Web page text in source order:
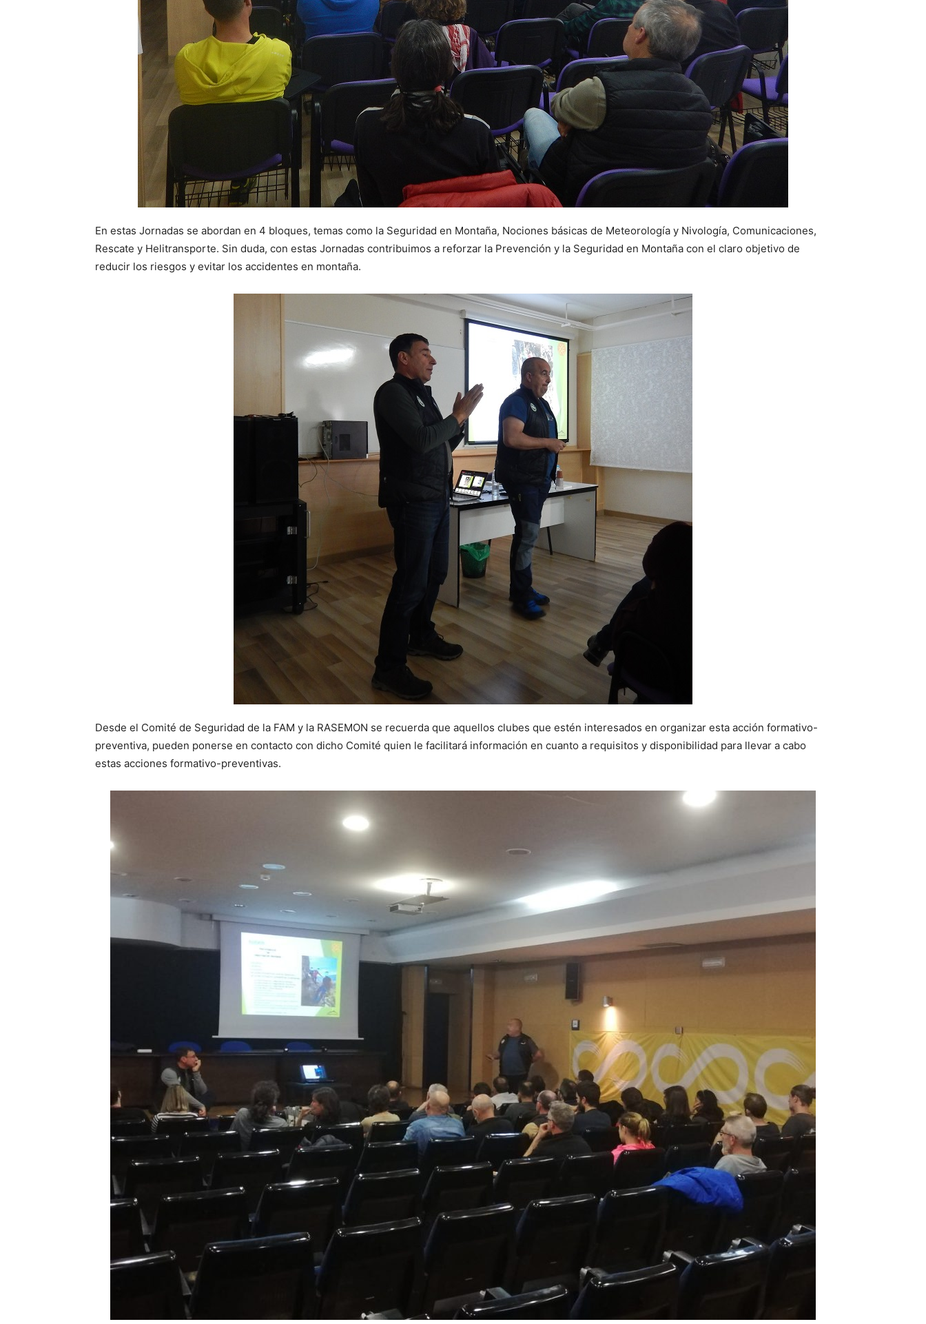
En estas Jornadas se abordan en 4 bloques, temas como la Seguridad en Montaña, Nociones básicas de Meteorología y Nivología, Comunicaciones,
Rescate y Helitransporte. Sin duda, con estas Jornadas contribuimos a reforzar la Prevención y la Seguridad en Montaña con el claro objetivo de
reducir los riesgos y evitar los accidentes en montaña.
Desde el Comité de Seguridad de la FAM y la RASEMON se recuerda que aquellos clubes que estén interesados en organizar esta acción formativo-
preventiva, pueden ponerse en contacto con dicho Comité quien le facilitará información en cuanto a requisitos y disponibilidad para llevar a cabo
estas acciones formativo-preventivas.